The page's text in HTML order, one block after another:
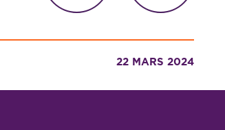
22 MARS 2024